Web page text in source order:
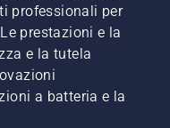
professionali per
prestazioni e la
e la tutela
a batteria e la